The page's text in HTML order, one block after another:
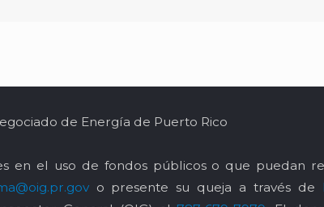
de Energía de Puerto Rico
en el uso de fondos públicos o que puedan
o presente su queja a través de